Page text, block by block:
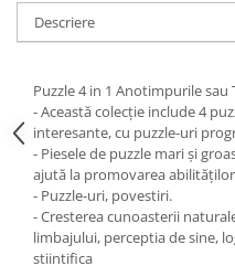
Descriere
Puzzle 4 in 1 Anotimpurile sau
- Această colecție include 4
interesante, cu puzzle-uri
- Piesele de puzzle mari și
ajută la promovarea
- Puzzle-uri, povestiri.
- Cresterea cunoasterii
limbajului, perceptia de sine,
stiintifica